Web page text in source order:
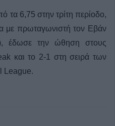
τα 6,75 στην τρίτη περίοδο,
με πρωταγωνιστή τον Εβάν
έδωσε την ώθηση στους
και το 2-1 στη σειρά των
League.